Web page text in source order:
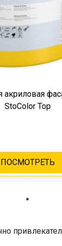
акриловая
StoColor Top
ПОСМОТРЕТЬ